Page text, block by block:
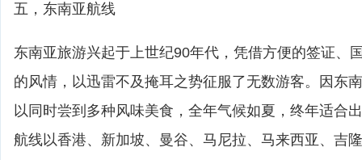
五，东南亚航线
东南亚旅游兴起于上世纪90年代，凭借方便的签证、
的风情，以迅雷不及掩耳之势征服了无数游客。因东
以同时尝到多种风味美食，全年气候如夏，终年适合
航线以香港、新加坡、曼谷、马尼拉、马来西亚、吉